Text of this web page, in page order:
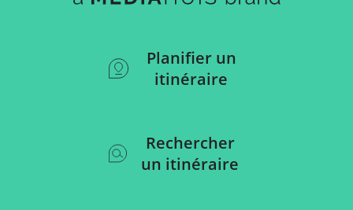
Planifier un
itinéraire
Rechercher
un itinéraire